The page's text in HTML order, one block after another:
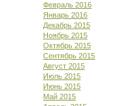
Февраль 2016
Январь 2016
Декабрь 2015
Ноябрь 2015
Октябрь 2015
Сентябрь 2015
Август 2015
Июль 2015
Июнь 2015
Май 2015